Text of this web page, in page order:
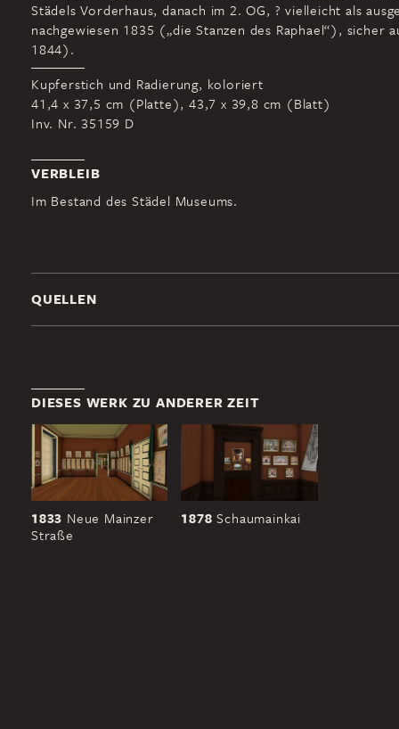
Städels Vorderhaus, danach im 2. OG, ? vielleicht als
nachgewiesen 1835 („die Stanzen des Raphael“), sicher
1844).
Kupferstich und Radierung, koloriert
41,4 x 37,5 cm (Platte), 43,7 x 39,8 cm (Blatt)
Inv. Nr. 35159 D
VERBLEIB
Im Bestand des Städel Museums.
QUELLEN
DIESES WERK ZU ANDERER ZEIT
1833 Neue Mainzer
Straße
1878 Schaumainkai